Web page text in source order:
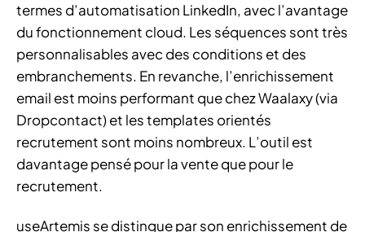
termes d’automatisation LinkedIn, avec l’avantage
du fonctionnement cloud. Les séquences sont très
personnalisables avec des conditions et des
embranchements. En revanche, l’enrichissement
email est moins performant que chez Waalaxy (via
Dropcontact) et les templates orientés
recrutement sont moins nombreux. L’outil est
davantage pensé pour la vente que pour le
recrutement.
useArtemis se distingue par son enrichissement de